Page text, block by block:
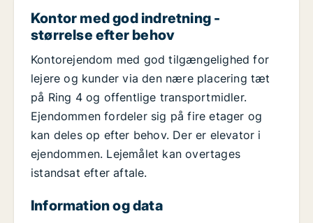
Kontor med god indretning -
størrelse efter behov
Kontorejendom med god tilgængelighed for
lejere og kunder via den nære placering tæt
på Ring 4 og offentlige transportmidler.
Ejendommen fordeler sig på fire etager og
kan deles op efter behov. Der er elevator i
ejendommen. Lejemålet kan overtages
istandsat efter aftale.
Information og data